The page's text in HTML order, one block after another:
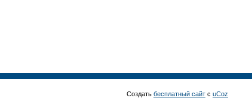
Создать бесплатный сайт с uCoz